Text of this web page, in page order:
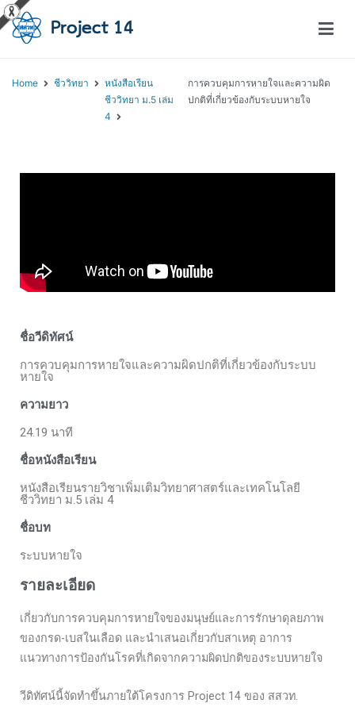
Home ชีววิทยา
หนังสือเรียน
ชีววิทยา ม.5 เล่ม
4
การควบคุมการหายใจและความผิด
ปกติที่เกี่ยวข้องกับระบบหายใจ
ชื่อวีดิทัศน์
การควบคุมการหายใจและความผิดปกติที่เกี่ยวข้องกับระบบ
หายใจ
ความยาว
24.19 นาที
ชื่อหนังสือเรียน
หนังสือเรียนรายวิชาเพิ่มเติมวิทยาศาสตร์และเทคโนโลยี
ชีววิทยา ม.5 เล่ม 4
ชื่อบท
ระบบหายใจ
รายละเอียด
เกี่ยวกับการควบคุมการหายใจของมนุษย์และการรักษาดุลยภาพ
ของกรด-เบสในเลือด และนำเสนอเกี่ยวกับสาเหตุ อาการ
แนวทางการป้องกันโรคที่เกิดจากความผิดปกติของระบบหายใจ
วีดิทัศน์นี้จัดทำขึ้นภายใต้โครงการ Project 14 ของ สสวท.